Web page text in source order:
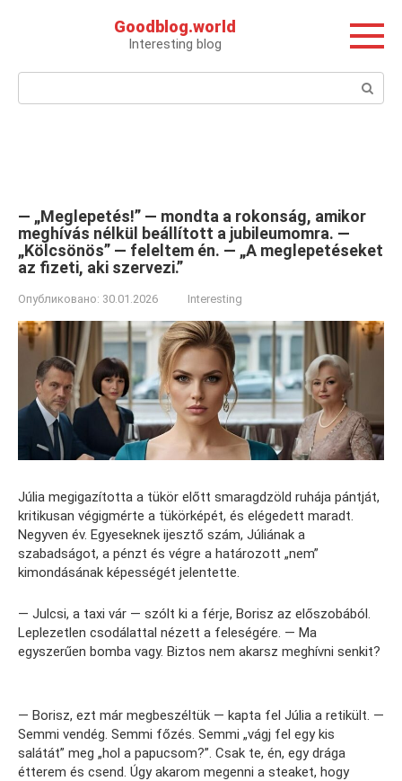
Goodblog.world
Interesting blog
Поиск:
— „Meglepetés!” — mondta a rokonság, amikor
meghívás nélkül beállított a jubileumomra. —
„Kölcsönös” — feleltem én. — „A meglepetéseket
az fizeti, aki szervezi.”
Опубликовано: 30.01.2026 Interesting
Júlia megigazította a tükör előtt smaragdzöld ruhája pántját,
kritikusan végigmérte a tükörképét, és elégedett maradt.
Negyven év. Egyeseknek ijesztő szám, Júliának a
szabadságot, a pénzt és végre a határozott „nem”
kimondásának képességét jelentette.
— Julcsi, a taxi vár — szólt ki a férje, Borisz az előszobából.
Leplezetlen csodálattal nézett a feleségére. — Ma
egyszerűen bomba vagy. Biztos nem akarsz meghívni senkit?
— Borisz, ezt már megbeszéltük — kapta fel Júlia a retikült. —
Semmi vendég. Semmi főzés. Semmi „vágj fel egy kis
salátát” meg „hol a papucsom?”. Csak te, én, egy drága
étterem és csend. Úgy akarom megenni a steaket, hogy